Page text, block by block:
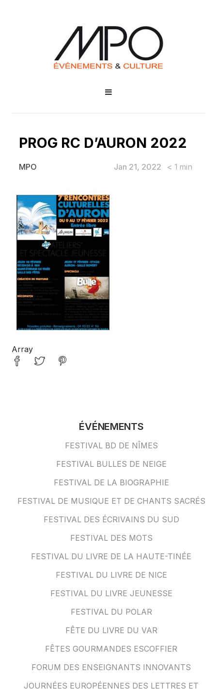
PROG RC D’AURON 2022
MPO Jan 21, 2022 < 1 min
PROG RC D’AURON 2022
Array
ÉVÉNEMENTS
FESTIVAL BD DE NÎMES
FESTIVAL BULLES DE NEIGE
FESTIVAL DE LA BIOGRAPHIE
FESTIVAL DE MUSIQUE ET DE CHANTS SACRÉS
FESTIVAL DES ÉCRIVAINS DU SUD
FESTIVAL DES MOTS
FESTIVAL DU LIVRE DE LA HAUTE-TINÉE
FESTIVAL DU LIVRE DE NICE
FESTIVAL DU LIVRE JEUNESSE
FESTIVAL DU POLAR
FÊTE DU LIVRE DU VAR
FÊTES GOURMANDES ESCOFFIER
FORUM DES ENSEIGNANTS INNOVANTS
JOURNÉES EUROPÉENNES DES LETTRES ET